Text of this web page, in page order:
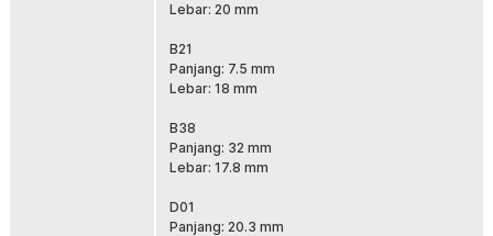
Lebar: 20 mm
B21
Panjang: 7.5 mm
Lebar: 18 mm
B38
Panjang: 32 mm
Lebar: 17.8 mm
D01
Panjang: 20.3 mm